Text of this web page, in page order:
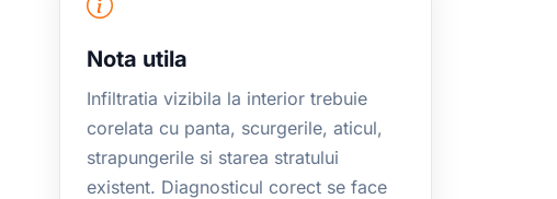
Nota utila
Infiltratia vizibila la interior trebuie
corelata cu panta, scurgerile, aticul,
strapungerile si starea stratului
existent. Diagnosticul corect se face